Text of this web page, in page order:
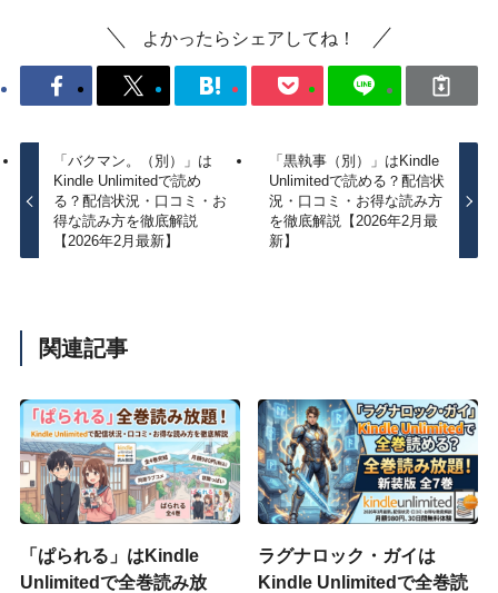
よかったらシェアしてね！
「バクマン。（別）」は
Kindle Unlimitedで読め
る？配信状況・口コミ・お
得な読み方を徹底解説
【2026年2月最新】
「黒執事（別）」はKindle
Unlimitedで読める？配信状
況・口コミ・お得な読み方
を徹底解説【2026年2月最
新】
関連記事
「ぱられる」はKindle
Unlimitedで全巻読み放
ラグナロック・ガイは
Kindle Unlimitedで全巻読